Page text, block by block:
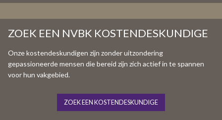
ZOEK EEN NVBK KOSTENDESKUNDIGE
Onze kostendeskundigen zijn zonder uitzondering
gepassioneerde mensen die bereid zijn zich actief in te spannen
voor hun vakgebied.
ZOEK EEN KOSTENDESKUNDIGE